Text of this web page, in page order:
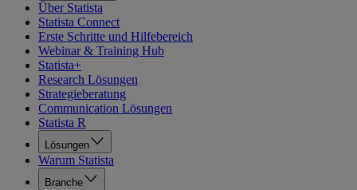
Über Statista
Statista Connect
Erste Schritte und Hilfebereich
Webinar & Training Hub
Statista+
Research Lösungen
Strategieberatung
Communication Lösungen
Statista R
Lösungen
Warum Statista
Branche